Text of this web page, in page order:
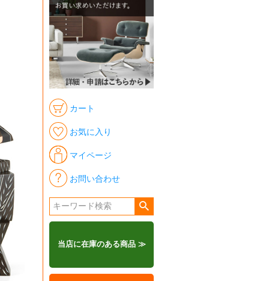
カート
お気に入り
マイページ
お問い合わせ
当店に在庫のある商品 ≫